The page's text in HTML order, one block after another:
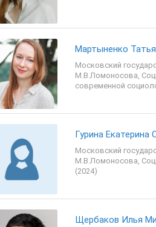
Мартыненко
Московский
М.В.Ломоносова,
современной
Гурина Екатерина
Московский
М.В.Ломоносова,
(2024)
Щербаков Илья